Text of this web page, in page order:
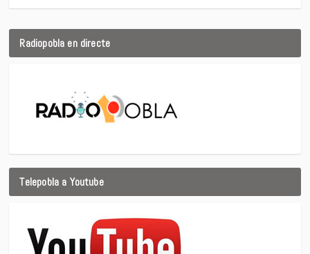
Radiopobla en directe
Telepobla a Youtube